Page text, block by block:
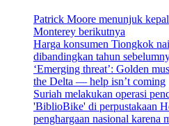
Patrick Moore menunjuk
Monterey berikutnya
Harga konsumen Tiongkok
dibandingkan tahun
‘Emerging threat’: Golden
the Delta — help isn’t coming
Suriah melakukan operasi
'BiblioBike' di perpustakaan
penghargaan nasional karena